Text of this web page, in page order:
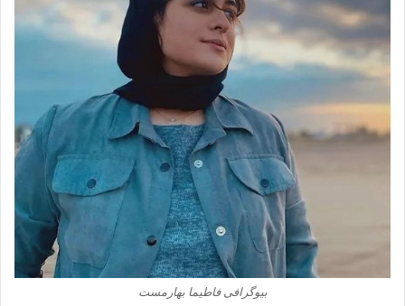
بیوگرافی فاطیما بهارمست